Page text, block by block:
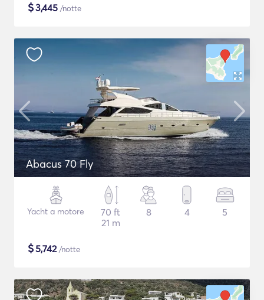
$3,445 /notte
Abacus 70 Fly
Yacht a motore
70 ft
21 m
8 4 5
$5,742/notte